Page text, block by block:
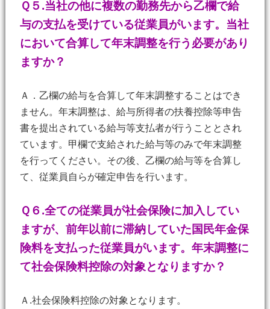
Ｑ５.当社の他に複数の勤務先から乙欄で給
与の支払を受けている従業員がいます。当社
において合算して年末調整を行う必要があり
ますか？
Ａ．乙欄の給与を合算して年末調整することはでき
ません。年末調整は、給与所得者の扶養控除等申告
書を提出されている給与等支払者が行うこととされ
ています。甲欄で支給された給与等のみで年末調整
を行ってください。その後、乙欄の給与等を合算し
て、従業員自らが確定申告を行います。
Ｑ６.全ての従業員が社会保険に加入してい
ますが、前年以前に滞納していた国民年金保
険料を支払った従業員がいます。年末調整に
て社会保険料控除の対象となりますか？
Ａ.社会保険料控除の対象となります。